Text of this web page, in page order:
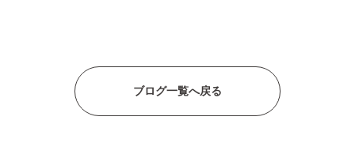
ブログ一覧へ戻る